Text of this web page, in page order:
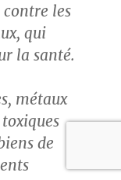
contre les
qui
la santé.
métaux
de